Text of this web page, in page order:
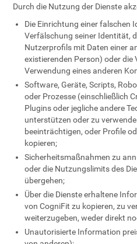
Durch die Nutzung der Dienste
Die Einrichtung einer falschen
Verfälschung seiner Identität,
Nutzerprofils mit Daten einer
existierenden Person) oder
Verwendung eines anderen
Software, Geräte, Scripts,
oder Prozesse (einschließlich
Plugins oder jegliche andere
unterstützen oder zu
beeinträchtigen, oder Profile
kopieren;
Sicherheitsmaßnahmen zu
oder die Nutzungslimits des
übergehen;
Über die Dienste erhaltene
von CogniFit zu kopieren, zu
weiterzugeben, weder direkt
Unautorisierte Information